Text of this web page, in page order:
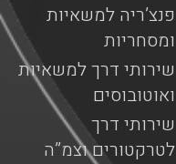
פנצ’ריה למשאיות
ומסחריות
שירותי דרך למשאיות
ואוטובוסים
שירותי דרך
לטרקטורים וצמ”ה